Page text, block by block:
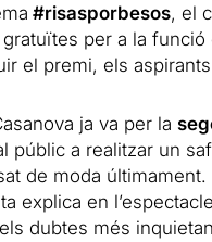
#risasporbesos, el
per a la funció
el premi, els
ja va per la
públic a realitzar un
de moda
explica en
dubtes més